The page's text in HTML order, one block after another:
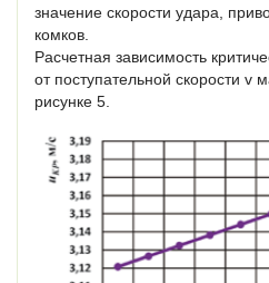
значение скорости удара,
комков.
Расчетная зависимость
от поступательной скорости v
рисунке 5.